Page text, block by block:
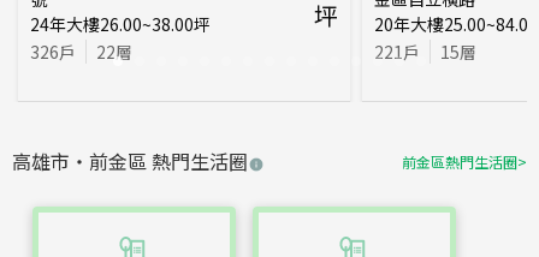
24年大樓26.00~38.00坪
326戶 22層
坪
20年大樓25.00~84.00
221戶 15層
高雄市 ・ 前金區 熱門生活圈 前金區熱門生活圈>